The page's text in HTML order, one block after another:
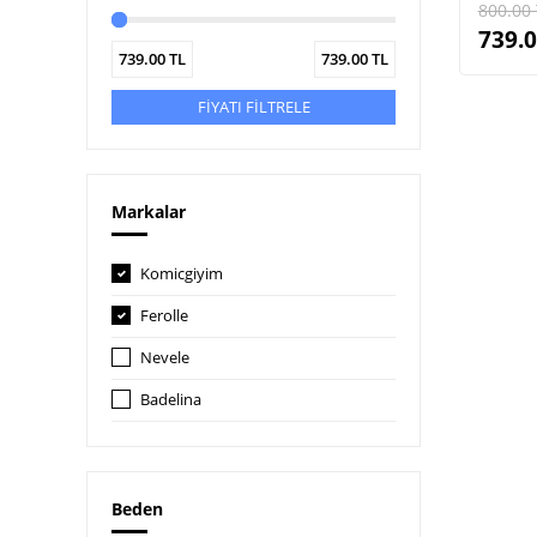
739.00TL 739.00TL
FİYATI FİLTRELE
Markalar
Komicgiyim
Ferolle
Nevele
Badelina
Beden
800.00